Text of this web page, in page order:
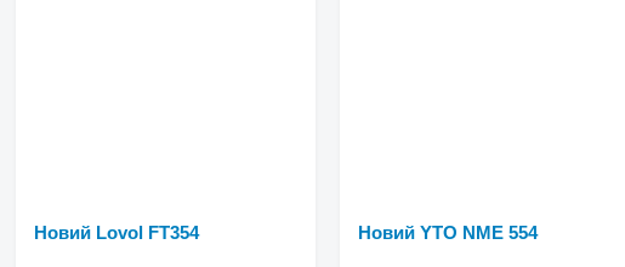
Новий Lovol FT354 Новий YTO NME 554